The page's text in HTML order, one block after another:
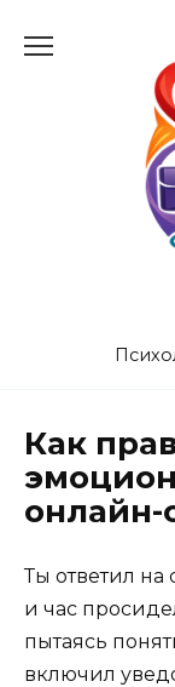
Как
Ты ответил
и час
пытаясь
включил